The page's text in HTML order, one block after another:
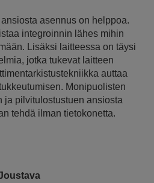
asennus on helppoa.
integroinnin lähes mihin
Lisäksi laitteessa on täysi
jotka tukevat laitteen
auttaa
Monipuolisten
ja pilvitulostustuen ansiosta
tehdä ilman tietokonetta.